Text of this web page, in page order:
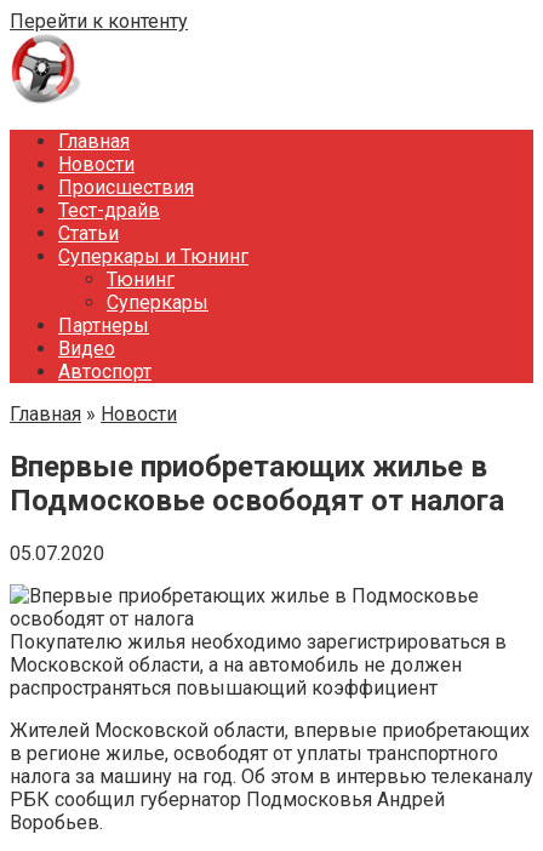
Перейти к контенту
Главная
Новости
Происшествия
Тест-драйв
Статьи
Суперкары и Тюнинг
Тюнинг
Суперкары
Партнеры
Видео
Автоспорт
Главная » Новости
Впервые приобретающих жилье в
Подмосковье освободят от налога
05.07.2020
Покупателю жилья необходимо зарегистрироваться в
Московской области, а на автомобиль не должен
распространяться повышающий коэффициент
Жителей Московской области, впервые приобретающих
в регионе жилье, освободят от уплаты транспортного
налога за машину на год. Об этом в интервью телеканалу
РБК сообщил губернатор Подмосковья Андрей
Воробьев.